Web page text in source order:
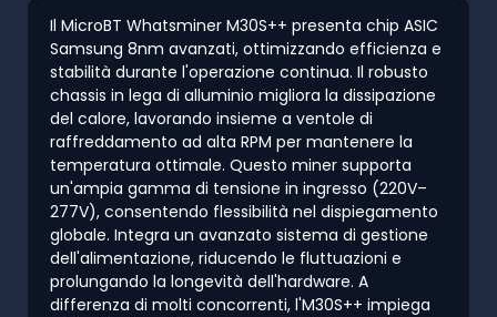
Il MicroBT Whatsminer M30S++ presenta chip ASIC
Samsung 8nm avanzati, ottimizzando efficienza e
stabilità durante l'operazione continua. Il robusto
chassis in lega di alluminio migliora la dissipazione
del calore, lavorando insieme a ventole di
raffreddamento ad alta RPM per mantenere la
temperatura ottimale. Questo miner supporta
un'ampia gamma di tensione in ingresso (220V–
277V), consentendo flessibilità nel dispiegamento
globale. Integra un avanzato sistema di gestione
dell'alimentazione, riducendo le fluttuazioni e
prolungando la longevità dell'hardware. A
differenza di molti concorrenti, l'M30S++ impiega